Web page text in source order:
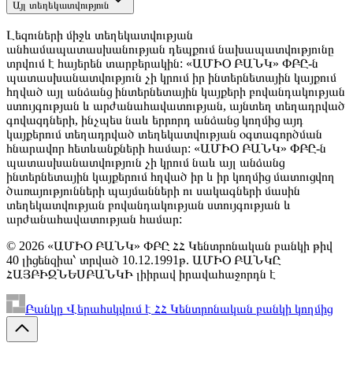
Այլ տեղեկատվություն
Լեզուների միջև տեղեկատվության
անհամապատասխանության դեպքում նախապատվությունը
տրվում է հայերեն տարբերակին: «ԱՄԻՕ ԲԱՆԿ» ՓԲԸ-ն
պատասխանատվություն չի կրում իր ինտերնետային կայքում
հղված այլ անձանց ինտերնետային կայքերի բովանդակության
ստույգության և արժանահավատության, այնտեղ տեղադրված
գովազդների, ինչպես նաև երրորդ անձանց կողմից այդ
կայքերում տեղադրված տեղեկատվության օգտագործման
հնարավոր հետևանքների համար: «ԱՄԻՕ ԲԱՆԿ» ՓԲԸ-ն
պատասխանատվություն չի կրում նաև այլ անձանց
ինտերնետային կայքերում հղված իր և իր կողմից մատուցվող
ծառայությունների պայմանների ու սակագների մասին
տեղեկատվության բովանդակության ստույգության և
արժանահավատության համար:
© 2026 «ԱՄԻՕ ԲԱՆԿ» ՓԲԸ ՀՀ Կենտրոնական բանկի թիվ
40 լիցենզիա՝ տրված 10.12.1991թ. ԱՄԻՕ ԲԱՆԿԸ
ՀԱՅԲԻԶՆԵՍԲԱՆԿԻ լիիրավ իրավահաջորդն է
Բանկը Վերահսկվում է ՀՀ Կենտրոնական բանկի կողմից